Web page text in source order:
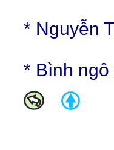
* Nguyễn
* Bình ngô